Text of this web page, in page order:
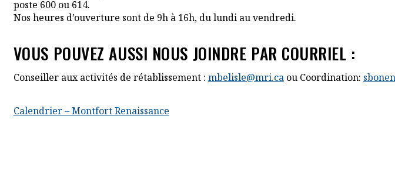
poste 600 ou 614.
Nos heures d’ouverture sont de 9h à 16h, du lundi au vendredi.
VOUS POUVEZ AUSSI NOUS JOINDRE PAR COURRIEL :
Conseiller aux activités de rétablissement : Cet hyperlien s'ouvrira dans un nouvel
mbelisle@mri.caou Coordination: Cet
Calendrier – Montfort Renaissance